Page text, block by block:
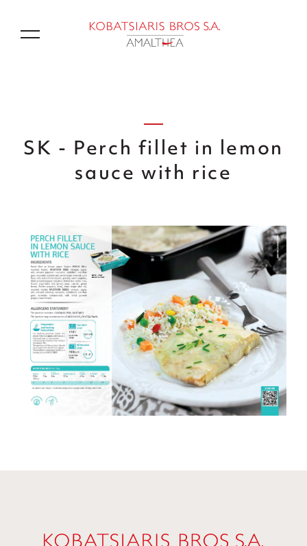
SK - Perch fillet in lemon
sauce with rice